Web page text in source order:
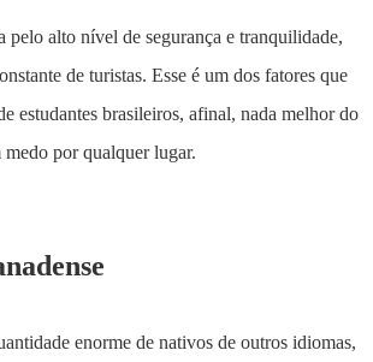
pelo alto nível de segurança e tranquilidade,
de turistas. Esse é um dos fatores que
estudantes brasileiros, afinal, nada melhor do
medo por qualquer lugar.
enorme de nativos de outros idiomas,